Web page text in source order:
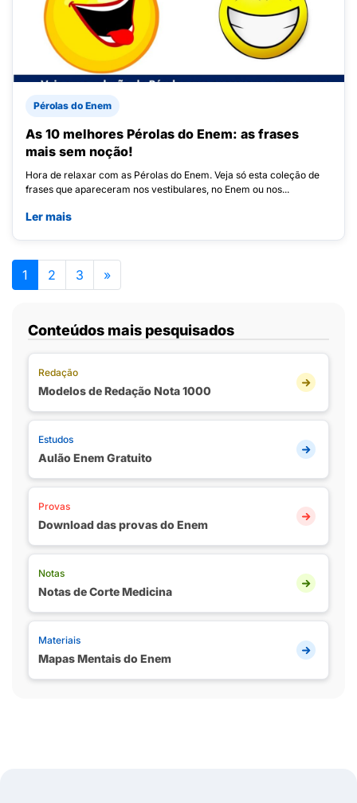
Pérolas do Enem
As 10 melhores Pérolas do Enem: as frases
mais sem noção!
Hora de relaxar com as Pérolas do Enem. Veja só esta coleção de
frases que apareceram nos vestibulares, no Enem ou nos...
Ler mais
1 2 3 »
Conteúdos mais pesquisados
Redação
Modelos de Redação Nota 1000
Estudos
Aulão Enem Gratuito
Provas
Download das provas do Enem
Notas
Notas de Corte Medicina
Materiais
Mapas Mentais do Enem